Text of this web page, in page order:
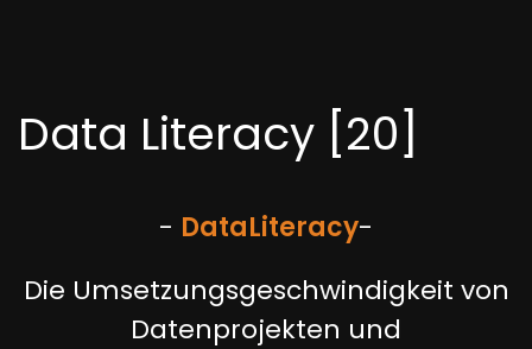
Data Literacy [20]
- DataLiteracy-
Die Umsetzungsgeschwindigkeit von
Datenprojekten und